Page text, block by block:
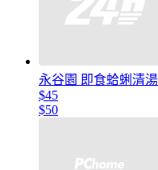
永谷園 即食蛤蜊清
$45
$50